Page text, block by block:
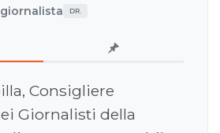
giornalista DR.
Consigliere
Giornalisti della